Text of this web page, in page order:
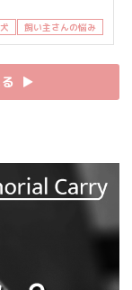
犬 飼い主さんの悩み
▶︎